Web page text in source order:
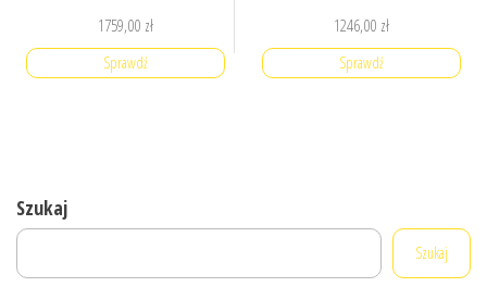
1759,00 zł
Sprawdź
1246,00 zł
Sprawdź
Szukaj
Szukaj